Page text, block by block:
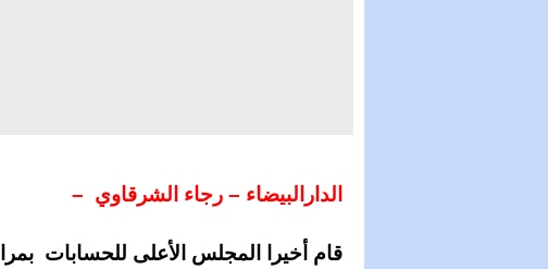
الدارالبيضاء – رجاء الشرقاوي –
قام أخيرا المجلس الأعلى للحسابات